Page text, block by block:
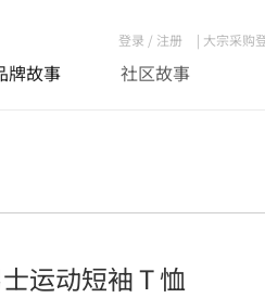
登录 / 注册 | 大宗采购
牌故事 社区故事
运动短袖 T 恤